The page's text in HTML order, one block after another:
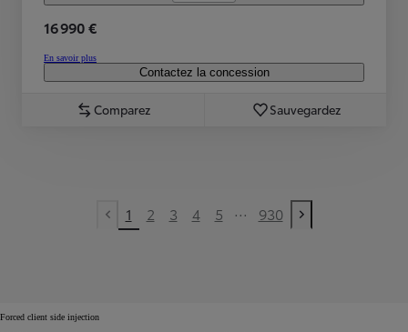
16 990 €
En savoir plus
Contactez la concession
Comparez Sauvegardez
Previous page
1 2 3 4 5 ... 930
Next page
Forced client side injection